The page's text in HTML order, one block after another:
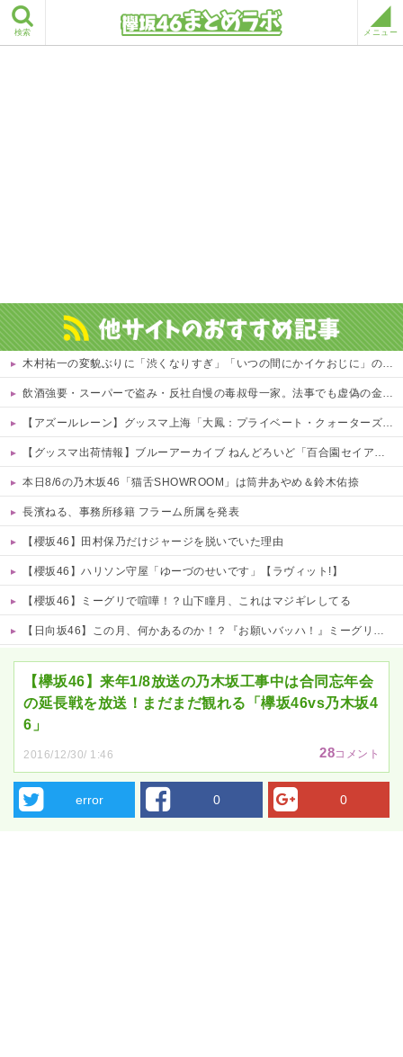
検索 メニュー
木村祐一の変貌ぶりに「渋くなりすぎ」「いつの間にかイケおじに」の声 他
飲酒強要・スーパーで盗み・反社自慢の毒叔母一家。法事でも虚偽の金銭要求と暴力で脅されトラウマに…祖母の死をきっかけに恐怖の親戚と「永久絶縁」を決意←自分の身の安全を最優先にして大正解
【アズールレーン】グッスマ上海「大鳳：プライベート・クォーターズVer.」フィギュア【原型公開】
【グッスマ出荷情報】ブルーアーカイブ ねんどろいど「百合園セイア」「竜華キサキ」「早瀬ユウカ(再販)」ほか【発売日決定】
本日8/6の乃木坂46「猫舌SHOWROOM」は筒井あやめ＆鈴木佑捺
長濱ねる、事務所移籍 フラーム所属を発表
【櫻坂46】田村保乃だけジャージを脱いでいた理由
【櫻坂46】ハリソン守屋「ゆーづのせいです」【ラヴィット!】
【櫻坂46】ミーグリで喧嘩！？山下瞳月、これはマジギレしてる
【日向坂46】この月、何かあるのか！？『お願いバッハ！』ミーグリ日程がこちら
【欅坂46】来年1/8放送の乃木坂工事中は合同忘年会
の延長戦を放送！まだまだ観れる「欅坂46vs乃木坂4
6」
2016/12/30/ 1:46 28コメント
error 0 0